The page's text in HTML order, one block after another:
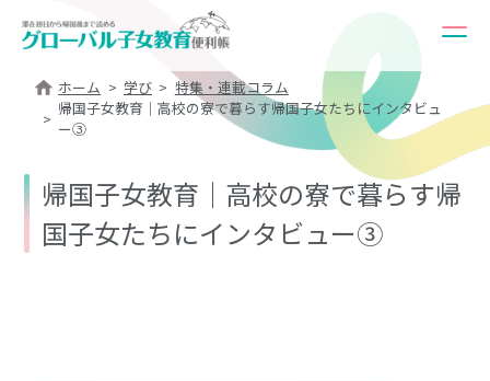
ホーム 学び
特集・連載コラム
帰国子女教育｜高校の寮で暮らす帰国子女たちにインタビュ
ー③
帰国子女教育｜高校の寮で暮らす帰
国子女たちにインタビュー③